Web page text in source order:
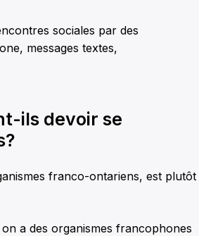
sociales par des
messages textes,
ils devoir se
franco-ontariens, est plutôt
a des organismes francophones